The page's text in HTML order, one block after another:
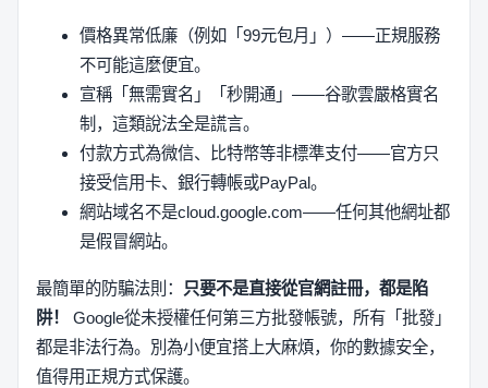
價格異常低廉（例如「99元包月」）——正規服務
不可能這麼便宜。
宣稱「無需實名」「秒開通」——谷歌雲嚴格實名
制，這類說法全是謊言。
付款方式為微信、比特幣等非標準支付——官方只
接受信用卡、銀行轉帳或PayPal。
網站域名不是cloud.google.com——任何其他網址都
是假冒網站。
最簡單的防騙法則：
只要不是直接從官網註冊，都是陷
阱！
Google從未授權任何第三方批發帳號，所有「批發」
都是非法行為。別為小便宜搭上大麻煩，你的數據安全，
值得用正規方式保護。